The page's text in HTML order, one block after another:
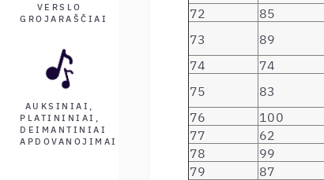
VERSLO
GROJARAŠČIAI
AUKSINIAI,
PLATININIAI,
DEIMANTINIAI
APDOVANOJIMAI
72 85
73
89
74
74
75
83
76
100
77
62
78
99
79
87